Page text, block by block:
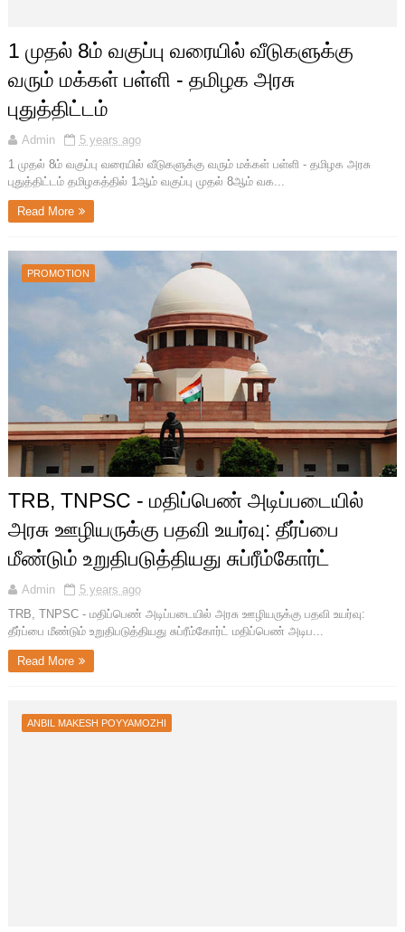
1 முதல் 8ம் வகுப்பு வரையில் வீடுகளுக்கு
வரும் மக்கள் பள்ளி - தமிழக அரசு
புதுத்திட்டம்
Admin
5 years ago
1 முதல் 8ம் வகுப்பு வரையில் வீடுகளுக்கு வரும் மக்கள் பள்ளி - தமிழக அரசு
புதுத்திட்டம் தமிழகத்தில் 1ஆம் வகுப்பு முதல் 8ஆம் வக...
Read More
PROMOTION
TRB, TNPSC - மதிப்பெண் அடிப்படையில்
அரசு ஊழியருக்கு பதவி உயர்வு: தீர்ப்பை
மீண்டும் உறுதிபடுத்தியது சுப்ரீம்கோர்ட்
Admin
5 years ago
TRB, TNPSC - மதிப்பெண் அடிப்படையில் அரசு ஊழியருக்கு பதவி உயர்வு:
தீர்ப்பை மீண்டும் உறுதிபடுத்தியது சுப்ரீம்கோர்ட் மதிப்பெண் அடிப...
Read More
ANBIL MAKESH POYYAMOZHI